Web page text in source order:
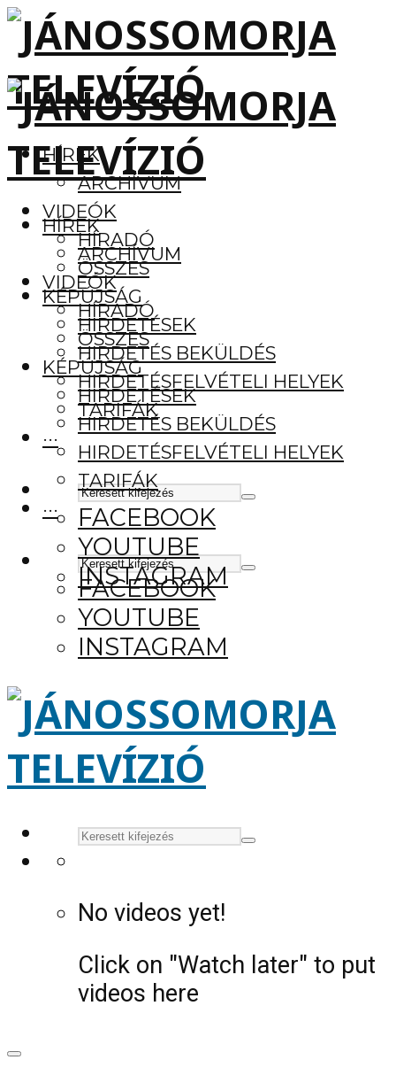
HÍREK
ARCHÍVUM
VIDEÓK
HÍRADÓ
ÖSSZES
KÉPÚJSÁG
HIRDETÉSEK
HIRDETÉS BEKÜLDÉS
HIRDETÉSFELVÉTELI HELYEK
TARIFÁK
···
FACEBOOK
YOUTUBE
INSTAGRAM
HÍREK
ARCHÍVUM
VIDEÓK
HÍRADÓ
ÖSSZES
KÉPÚJSÁG
HIRDETÉSEK
HIRDETÉS BEKÜLDÉS
HIRDETÉSFELVÉTELI HELYEK
TARIFÁK
···
FACEBOOK
YOUTUBE
INSTAGRAM
No videos yet!
Click on "Watch later" to put
videos here